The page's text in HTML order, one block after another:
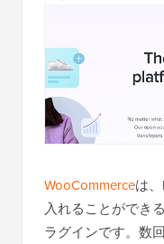
WooCommerceは
入れることができ
ラグインです。数